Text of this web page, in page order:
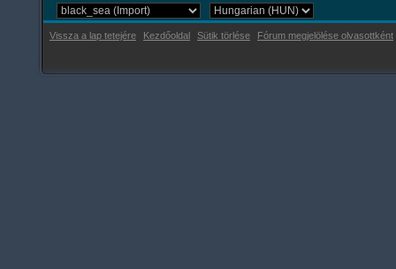
Vissza a lap tetejére Kezdőoldal Sütik törlése Fórum megjelölése olvasottként